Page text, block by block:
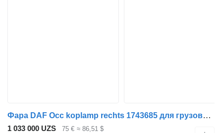
Фара DAF Occ koplamp rechts 1743685 для грузовика
1 033 000 UZS 75 € ≈ 86,51 $